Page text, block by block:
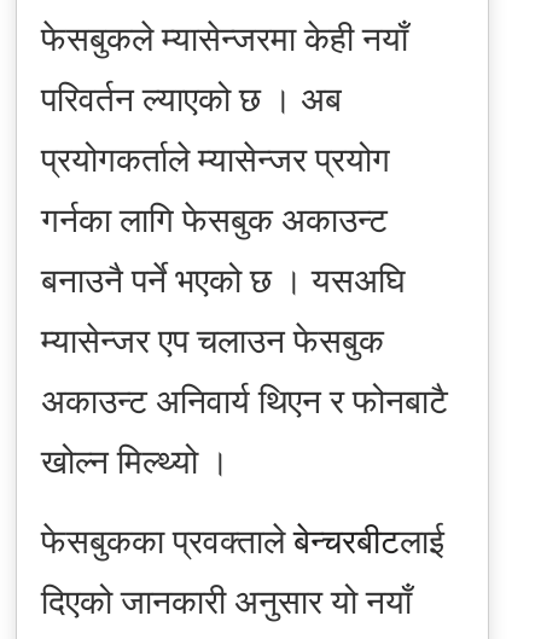
फेसबुकले म्यासेन्जरमा केही नयाँ
परिवर्तन ल्याएको छ । अब
प्रयोगकर्ताले म्यासेन्जर प्रयोग
गर्नका लागि फेसबुक अकाउन्ट
बनाउनै पर्ने भएको छ । यसअघि
म्यासेन्जर एप चलाउन फेसबुक
अकाउन्ट अनिवार्य थिएन र फोनबाटै
खोल्न मिल्थ्यो ।
फेसबुकका प्रवक्तालेबेन्चरबीटलाई
दिएको जानकारी अनुसार यो नयाँ